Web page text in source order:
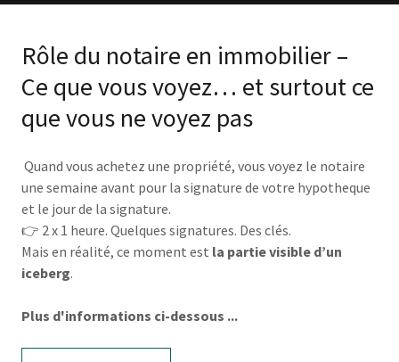
Rôle du notaire en immobilier –
Ce que vous voyez… et surtout ce
que vous ne voyez pas
Quand vous achetez une propriété, vous voyez le notaire
une semaine avant pour la signature de votre hypotheque
et le jour de la signature.
👉 2 x 1 heure. Quelques signatures. Des clés.
Mais en réalité, ce moment est la partie visible d’un
iceberg.
Plus d'informations ci-dessous ...